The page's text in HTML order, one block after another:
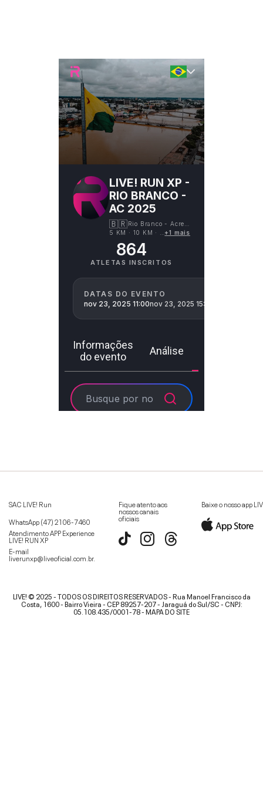
SAC LIVE! Run
WhatsApp(47) 2106-7460
Atendimento APP Experience
LIVE! RUN XP
E-mail
liverunxp@liveoficial.com.br.
Fique atento aos
nossos canais
oficiais
Baixe o nosso app
LIVE! © 2025 - TODOS OS DIREITOS RESERVADOS - Rua Manoel Francisco da
Costa, 1600 - Bairro Vieira - CEP 89257-207 - Jaraguá do Sul/SC - CNPJ:
05.108.435/0001-78 -MAPA DO SITE